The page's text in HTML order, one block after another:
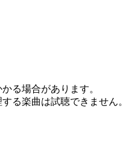
る場合があります。
る楽曲は試聴できません。